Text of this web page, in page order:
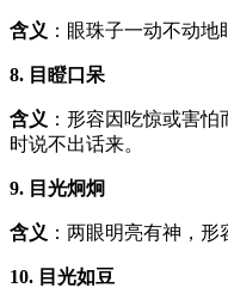
含义 ：眼珠子一动不动地
8. 目瞪口呆
含义 ：形容因吃惊或害
时说不出话来。
9. 目光炯炯
含义 ：两眼明亮有神，形
10. 目光如豆